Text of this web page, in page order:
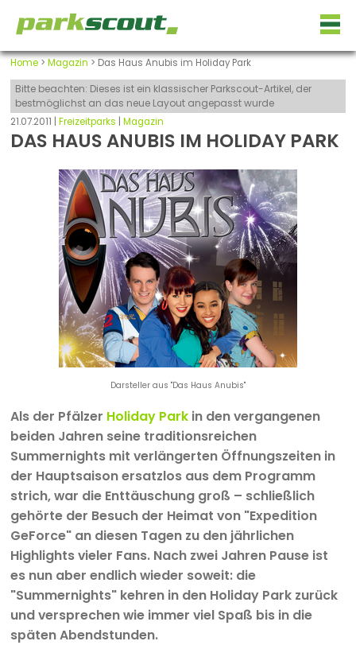
Home> Magazin > Das Haus Anubis im Holiday Park
Bitte beachten: Dieses ist ein klassischer Parkscout-Artikel, der
bestmöglichst an das neue Layout angepasst wurde
21.07.2011 | Freizeitparks Magazin
DAS HAUS ANUBIS IM HOLIDAY PARK
Darsteller aus "Das Haus Anubis"
Als der Pfälzer Holiday Parkin den vergangenen
beiden Jahren seine traditionsreichen
Summernights mit verlängerten Öffnungszeiten in
der Hauptsaison ersatzlos aus dem Programm
strich, war die Enttäuschung groß – schließlich
gehörte der Besuch der Heimat von "Expedition
GeForce" an diesen Tagen zu den jährlichen
Highlights vieler Fans. Nach zwei Jahren Pause ist
es nun aber endlich wieder soweit: die
"Summernights" kehren in den Holiday Park zurück
und versprechen wie immer viel Spaß bis in die
späten Abendstunden.